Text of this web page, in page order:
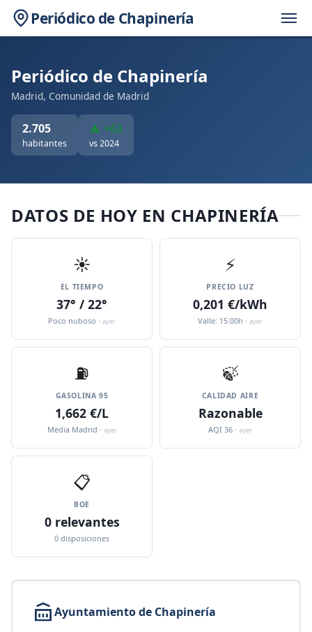
Periódico de Chapinería
Periódico de Chapinería
Madrid, Comunidad de Madrid
2.705
habitantes
▲ +63
vs 2024
DATOS DE HOY EN CHAPINERÍA
☀️
EL TIEMPO
37° / 22°
Poco nuboso · ayer
⚡
PRECIO LUZ
0,201 €/kWh
Valle: 15:00h · ayer
⛽️
GASOLINA 95
1,662 €/L
Media Madrid · ayer
🍃
CALIDAD AIRE
Razonable
AQI 36 · ayer
📋
BOE
0 relevantes
0 disposiciones
Ayuntamiento de Chapinería